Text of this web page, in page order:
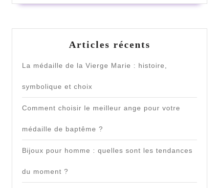
Articles récents
La médaille de la Vierge Marie : histoire,
symbolique et choix
Comment choisir le meilleur ange pour votre
médaille de baptême ?
Bijoux pour homme : quelles sont les tendances
du moment ?